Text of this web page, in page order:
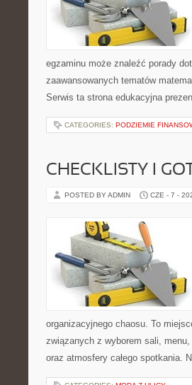
egzaminu może znaleźć porady
zaawansowanych tematów
Serwis ta strona edukacyjna
CATEGORIES: PODZIEMIE
CHECKLISTY I
POSTED BY ADMIN CZE - 7 -
organizacyjnego chaosu. To
związanych z wyborem sali,
oraz atmosfery całego spotkania.